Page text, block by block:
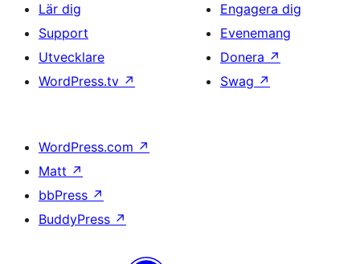
Lär dig
Support
Utvecklare
WordPress.tv ↗
Engagera dig
Evenemang
Donera ↗
Swag ↗
WordPress.com ↗
Matt ↗
bbPress ↗
BuddyPress ↗